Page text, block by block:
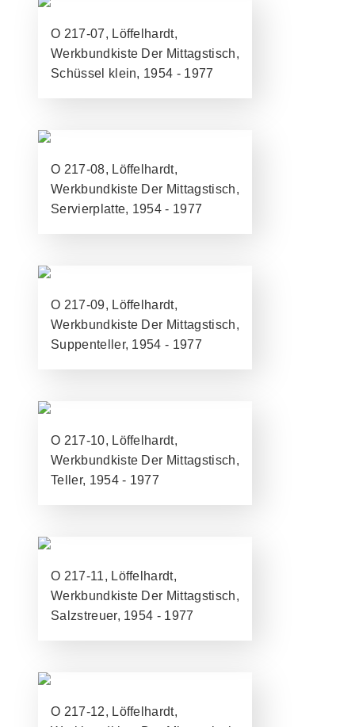
O 217-07, Löffelhardt,
Werkbundkiste Der Mittagstisch,
Schüssel klein, 1954 - 1977
O 217-08, Löffelhardt,
Werkbundkiste Der Mittagstisch,
Servierplatte, 1954 - 1977
O 217-09, Löffelhardt,
Werkbundkiste Der Mittagstisch,
Suppenteller, 1954 - 1977
O 217-10, Löffelhardt,
Werkbundkiste Der Mittagstisch,
Teller, 1954 - 1977
O 217-11, Löffelhardt,
Werkbundkiste Der Mittagstisch,
Salzstreuer, 1954 - 1977
O 217-12, Löffelhardt,